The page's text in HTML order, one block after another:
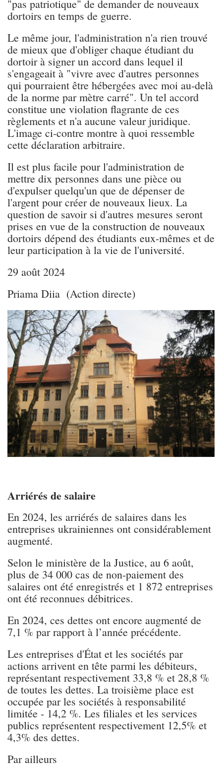
"pas patriotique" de demander de nouveaux
dortoirs en temps de guerre.
Le même jour, l'administration n'a rien trouvé
de mieux que d'obliger chaque étudiant du
dortoir à signer un accord dans lequel il
s'engageait à "vivre avec d'autres personnes
qui pourraient être hébergées avec moi au-delà
de la norme par mètre carré". Un tel accord
constitue une violation flagrante de ces
règlements et n'a aucune valeur juridique.
L'image ci-contre montre à quoi ressemble
cette déclaration arbitraire.
Il est plus facile pour l'administration de
mettre dix personnes dans une pièce ou
d'expulser quelqu'un que de dépenser de
l'argent pour créer de nouveaux lieux. La
question de savoir si d'autres mesures seront
prises en vue de la construction de nouveaux
dortoirs dépend des étudiants eux-mêmes et de
leur participation à la vie de l'université.
29 août 2024
Priama Diia (Action directe)
Arriérés de salaire
En 2024, les arriérés de salaires dans les
entreprises ukrainiennes ont considérablement
augmenté.
Selon le ministère de la Justice, au 6 août,
plus de 34 000 cas de non-paiement des
salaires ont été enregistrés et 1 872 entreprises
ont été reconnues débitrices.
En 2024, ces dettes ont encore augmenté de
7,1 % par rapport à l’année précédente.
Les entreprises d'État et les sociétés par
actions arrivent en tête parmi les débiteurs,
représentant respectivement 33,8 % et 28,8 %
de toutes les dettes. La troisième place est
occupée par les sociétés à responsabilité
limitée - 14,2 %. Les filiales et les services
publics représentent respectivement 12,5% et
4,3% des dettes.
Par ailleurs